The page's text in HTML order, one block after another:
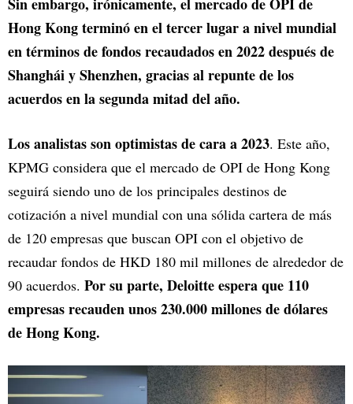
Sin embargo, irónicamente, el mercado de OPI de
Hong Kong terminó en el tercer lugar a nivel mundial
en términos de fondos recaudados en 2022 después de
Shanghái y Shenzhen, gracias al repunte de los
acuerdos en la segunda mitad del año.
Los analistas son optimistas de cara a 2023. Este año,
KPMG considera que el mercado de OPI de Hong Kong
seguirá siendo uno de los principales destinos de
cotización a nivel mundial con una sólida cartera de más
de 120 empresas que buscan OPI con el objetivo de
recaudar fondos de HKD 180 mil millones de alrededor de
90 acuerdos. Por su parte, Deloitte espera que 110
empresas recauden unos 230.000 millones de dólares
de Hong Kong.